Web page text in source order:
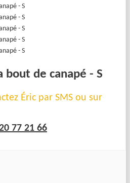
bout de canapé - S
Éric par SMS ou sur
77 21 66